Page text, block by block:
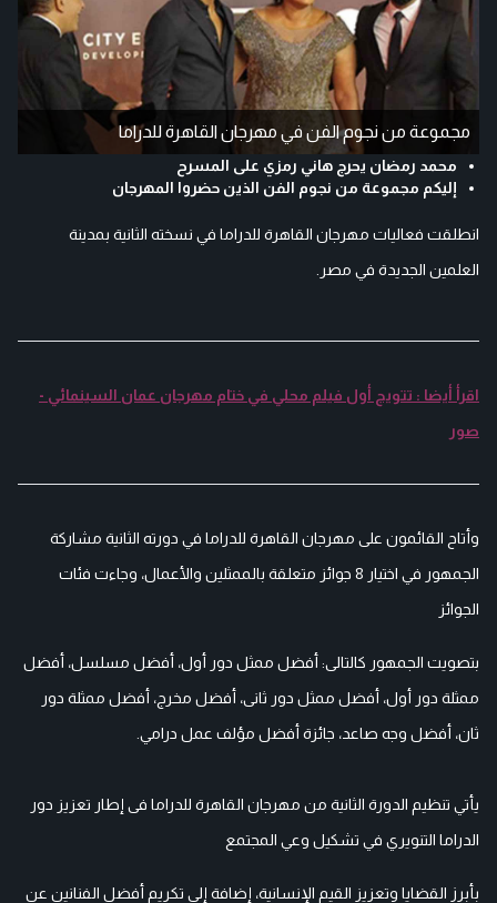
مجموعة من نجوم الفن في مهرجان القاهرة للدراما
محمد رمضان يحرج هاني رمزي على المسرح
إليكم مجموعة من نجوم الفن الذين حضروا المهرجان
انطلقت فعاليات مهرجان القاهرة للدراما في نسخته الثانية بمدينة
العلمين الجديدة في مصر.
اقرأ أيضا : تتويج أول فيلم محلي في ختام مهرجان عمان السينمائي -
صور
وأتاح القائمون على مهرجان القاهرة للدراما في دورته الثانية مشاركة
الجمهور في اختيار 8 جوائز متعلقة بالممثلين والأعمال، وجاءت فئات
الجوائز
بتصويت الجمهور كالتالى: أفضل ممثل دور أول، أفضل مسلسل، أفضل
ممثلة دور أول، أفضل ممثل دور ثانى، أفضل مخرج، أفضل ممثلة دور
ثان، أفضل وجه صاعد، جائزة أفضل مؤلف عمل درامي.
يأتي تنظيم الدورة الثانية من مهرجان القاهرة للدراما فى إطار تعزيز دور
الدراما التنويري في تشكيل وعي المجتمع
بأبرز القضايا وتعزيز القيم الإنسانية، إضافة إلى تكريم أفضل الفنانين عن